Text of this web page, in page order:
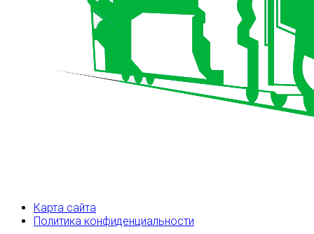
Карта сайта
Политика конфиденциальности